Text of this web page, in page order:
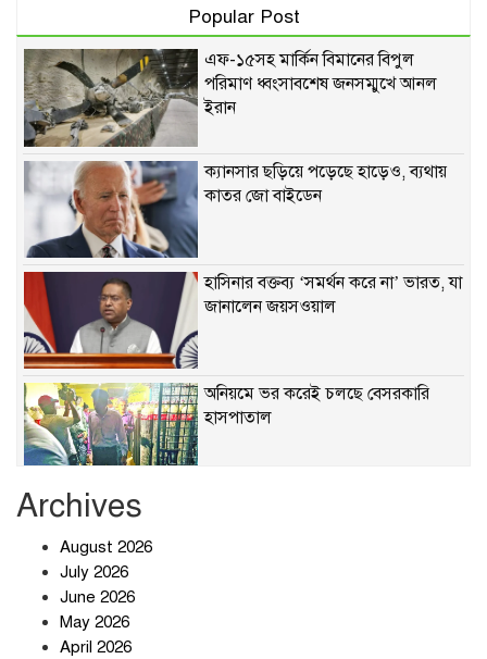
Popular Post
এফ-১৫সহ মার্কিন বিমানের বিপুল
পরিমাণ ধ্বংসাবশেষ জনসম্মুখে আনল
ইরান
ক্যানসার ছড়িয়ে পড়েছে হাড়েও, ব্যথায়
কাতর জো বাইডেন
হাসিনার বক্তব্য ‘সমর্থন করে না’ ভারত, যা
জানালেন জয়সওয়াল
অনিয়মে ভর করেই চলছে বেসরকারি
হাসপাতাল
Archives
August 2026
July 2026
June 2026
May 2026
April 2026